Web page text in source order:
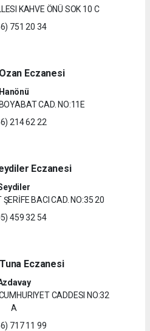
KAHVE ÖNÜ SOK 10 C
751 20 34
Ozan Eczanesi
Hanönü
CAD. NO:11E
214 62 22
Eczanesi
BACI CAD. NO:35 20
459 32 54
Tuna Eczanesi
CADDESI NO:32
A
717 11 99